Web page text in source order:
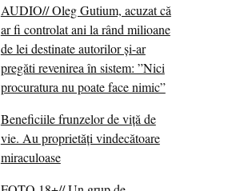
AUDIO// Oleg Gutium, acuzat că
ar fi controlat ani la rând milioane
de lei destinate autorilor și-ar
pregăti revenirea în sistem: ”Nici
procuratura nu poate face nimic”
Beneficiile frunzelor de viță de
vie. Au proprietăţi vindecătoare
miraculoase